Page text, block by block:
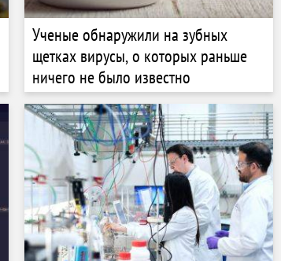
Ученые обнаружили на зубных
щетках вирусы, о которых раньше
ничего не было известно